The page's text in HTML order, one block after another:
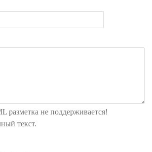
разметка не поддерживается!
текст.